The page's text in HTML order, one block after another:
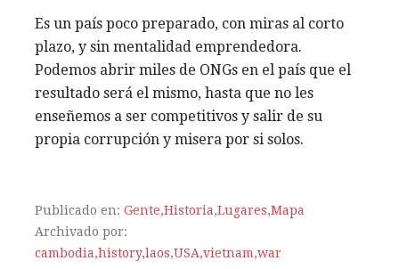
Es un país poco preparado, con miras al corto
plazo, y sin mentalidad emprendedora.
Podemos abrir miles de ONGs en el país que el
resultado será el mismo, hasta que no les
enseñemos a ser competitivos y salir de su
propia corrupción y misera por si solos.
Publicado en: Gente,Historia,Lugares,Mapa
Archivado por:
cambodia,history,laos,USA,vietnam,war